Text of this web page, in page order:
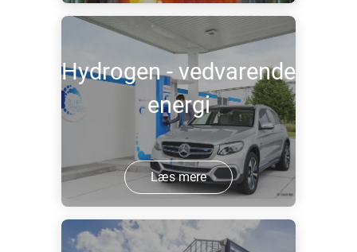
Hydrogen - vedvarende
energi
Læs mere